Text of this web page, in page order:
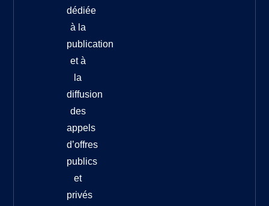
dédiée
à la
publication
et à
la
diffusion
des
appels
d’offres
publics
et
privés